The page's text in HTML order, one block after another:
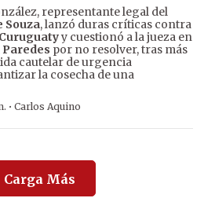
representante legal del
Souza, lanzó duras críticas contra
Curuguatyy cuestionó a la jueza en
por no resolver, tras más
cautelar de urgencia
la cosecha de una
· Carlos Aquino
Carga Más